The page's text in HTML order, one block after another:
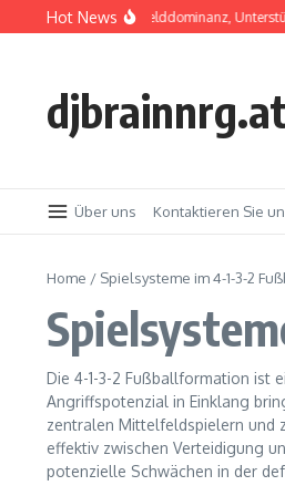
Skip to content
Hot News
Mittelfelddominanz, Unterstützung
djbrainnrg.at
Über uns Kontaktieren Sie
Home / Spielsysteme im 4-1-3-2
Die 4-1-3-2 Fußballformation ist
Angriffspotenzial in Einklang
zentralen Mittelfeldspielern und
effektiv zwischen Verteidigung
potenzielle Schwächen in der